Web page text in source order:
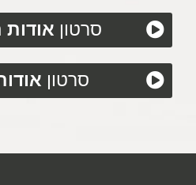
סרטון אודות
סרטון